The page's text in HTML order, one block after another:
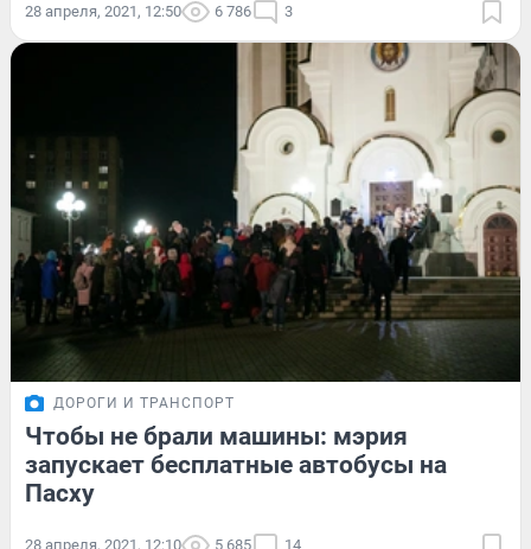
28 апреля, 2021, 12:50 6 786 3
ДОРОГИ И ТРАНСПОРТ
Чтобы не брали машины: мэрия
запускает бесплатные автобусы на
Пасху
28 апреля, 2021, 12:10 5 685 14